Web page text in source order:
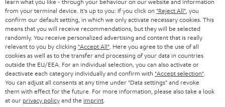
SMART HOME
BLUETOOTH-LAUTSPRECHER
KOPFHÖRER
BLUETOOTH-KOPFHÖRER
STEREOANLAGEN
GESCHÄFTSKUNDEN
PARTNERPROGRAMM
BLOG
NEWSLETTER
STORES
ÖSTERREICH
SCHWEIZ
NIEDERLANDE
BELGIEN
from your terminal device. It's up to you: If you click on "Reject All" , you
confirm our default setting, in which we only activate necessary cookies. This
means that you will receive recommendations, but they will be selected
randomly. You receive personalized advertising and content that is really
relevant to you by clicking "Accept All" . Here you agree to the use of all
cookies as well as to the transfer and processing of your data in countries
outside the EU/EEA. For an individual selection, you can also activate or
deactivate each category individually and confirm with "Accept selection"
You can adjust all consents at any time under "Data settings" and revoke
them with effect for the future. For more information, please also take a look
at our privacy policyand the imprint